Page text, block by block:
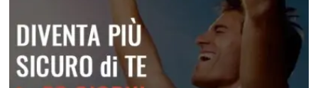
Frasi E Messaggi Per Rimorchiare In Chat
Una raccolta di messaggi per le varie situazioni